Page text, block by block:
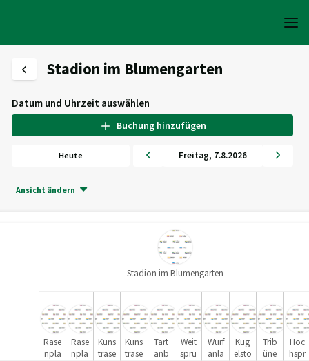
Stadion im Blumengarten
Datum und Uhrzeit auswählen
Buchung hinzufügen
Heute Freitag, 7.8.2026
Ansicht ändern
Stadion im Blumengarten
Rase
npla
Rase
npla
Kuns
trase
Kuns
trase
Tart
anb
Weit
spru
Wurf
anla
Kug
elsto
Trib
üne
Hoc
hspr